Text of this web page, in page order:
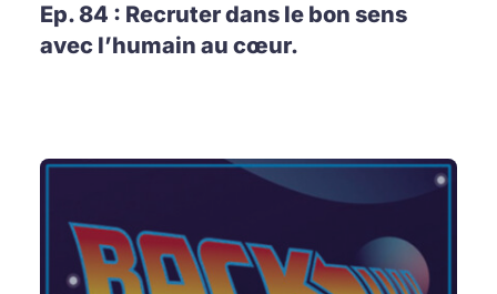
Ep. 84 : Recruter dans le bon sens
avec l’humain au cœur.